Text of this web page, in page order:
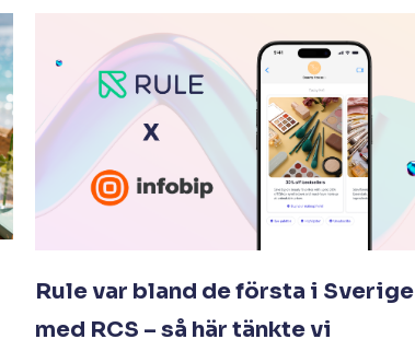
Rule var bland de första i Sverige
med RCS – så här tänkte vi